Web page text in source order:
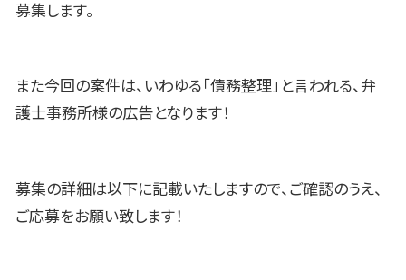
募集します。
また今回の案件は、いわゆる「債務整理」と言われる、弁
護士事務所様の広告となります！
募集の詳細は以下に記載いたしますので、ご確認のうえ、
ご応募をお願い致します！